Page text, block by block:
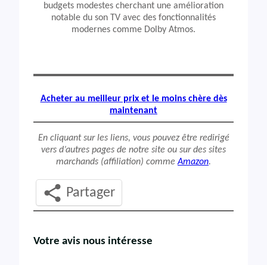
budgets modestes cherchant une amélioration
notable du son TV avec des fonctionnalités
modernes comme Dolby Atmos.
Acheter au meilleur prix et le moins chère dès
maintenant
En cliquant sur les liens, vous pouvez être redirigé
vers d’autres pages de notre site ou sur des sites
marchands (affiliation) commeAmazon.
Partager
Votre avis nous intéresse